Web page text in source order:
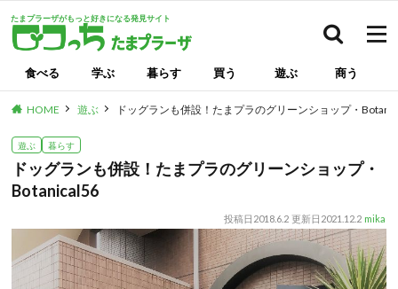
たまプラーザがもっと好きになる発見サイト
食べる 学ぶ 暮らす 買う 遊ぶ 商う
HOME 遊ぶ ドッグランも併設！たまプラのグリーンショップ・
遊ぶ 暮らす
ドッグランも併設！たまプラのグリーンショップ・
Botanical56
投稿日 2018.6.2 更新日 2021.12.2 mika